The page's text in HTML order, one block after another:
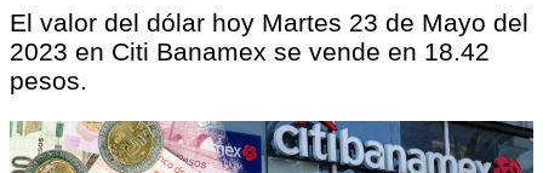
El valor del dólar hoy Martes 23 de Mayo del
2023 en Citi Banamex se vende en 18.42
pesos.